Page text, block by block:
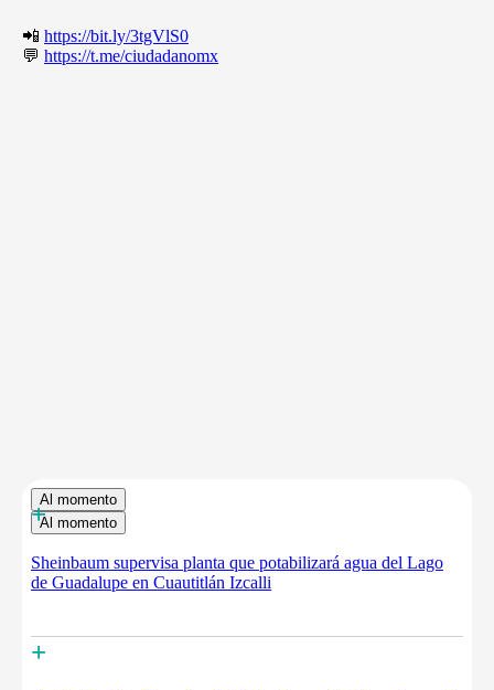
📲 https://bit.ly/3tgVlS0
💬 https://t.me/ciudadanomx
Al momento
Al momento
+
Sheinbaum supervisa planta que potabilizará agua del Lago
de Guadalupe en Cuautitlán Izcalli
+